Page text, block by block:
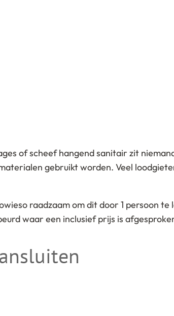
of scheef hangend sanitair zit
gebruikt worden. Veel
raadzaam om dit door 1 persoon
waar een inclusief prijs is